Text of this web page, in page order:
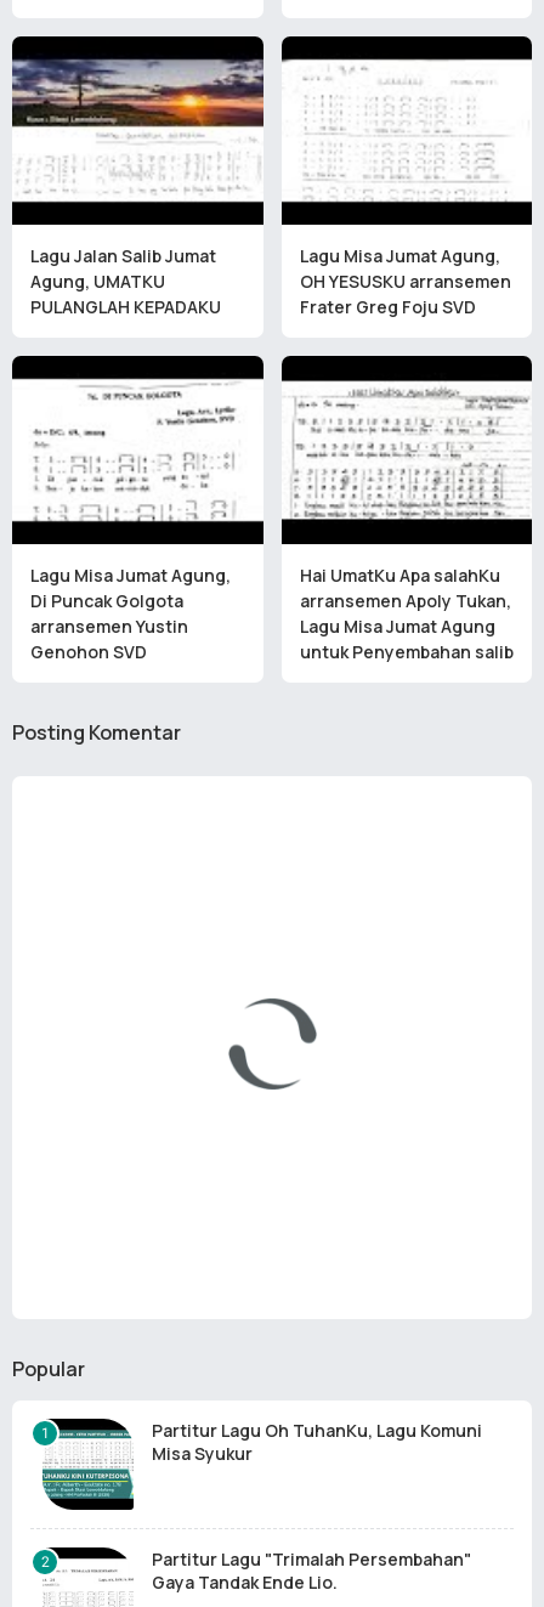
Lagu Jalan Salib Jumat
Agung, UMATKU
PULANGLAH KEPADAKU
Lagu Misa Jumat Agung,
OH YESUSKU arransemen
Frater Greg Foju SVD
Lagu Misa Jumat Agung,
Di Puncak Golgota
arransemen Yustin
Genohon SVD
Hai UmatKu Apa salahKu
arransemen Apoly Tukan,
Lagu Misa Jumat Agung
untuk Penyembahan salib
Posting Komentar
Popular
Partitur Lagu Oh TuhanKu, Lagu Komuni
Misa Syukur
Partitur Lagu "Trimalah Persembahan"
Gaya Tandak Ende Lio.